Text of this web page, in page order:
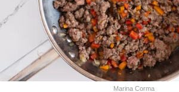
Marina Corma